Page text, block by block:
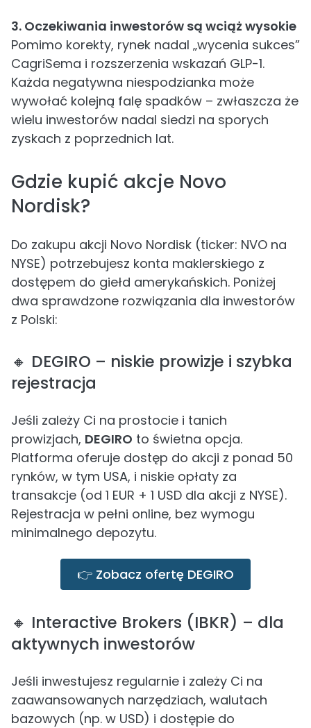
3. Oczekiwania inwestorów są wciąż wysokie
Pomimo korekty, rynek nadal „wycenia sukces”
CagriSema i rozszerzenia wskazań GLP-1.
Każda negatywna niespodzianka może
wywołać kolejną falę spadków – zwłaszcza że
wielu inwestorów nadal siedzi na sporych
zyskach z poprzednich lat.
Gdzie kupić akcje Novo
Nordisk?
Do zakupu akcji Novo Nordisk (ticker: NVO na
NYSE) potrzebujesz konta maklerskiego z
dostępem do giełd amerykańskich. Poniżej
dwa sprawdzone rozwiązania dla inwestorów
z Polski:
🔸 DEGIRO – niskie prowizje i szybka
rejestracja
Jeśli zależy Ci na prostocie i tanich
prowizjach, DEGIRO to świetna opcja.
Platforma oferuje dostęp do akcji z ponad 50
rynków, w tym USA, i niskie opłaty za
transakcje (od 1 EUR + 1 USD dla akcji z NYSE).
Rejestracja w pełni online, bez wymogu
minimalnego depozytu.
👉 Zobacz ofertę DEGIRO
🔸 Interactive Brokers (IBKR) – dla
aktywnych inwestorów
Jeśli inwestujesz regularnie i zależy Ci na
zaawansowanych narzędziach, walutach
bazowych (np. w USD) i dostępie do